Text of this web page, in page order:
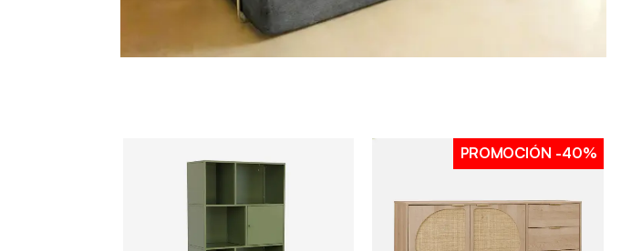
PROMOCIÓN -40%